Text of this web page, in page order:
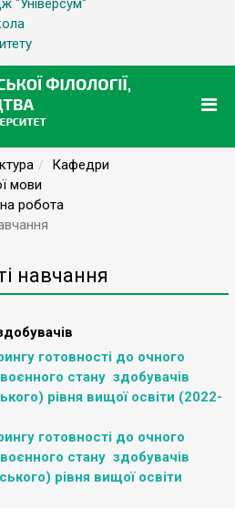
"Універсум"
Кафедри
мови
робота
навчання
готовності до очного
стану здобувачів
рівня вищої освіти (2022-
готовності до очного
стану здобувачів
рівня вищої освіти